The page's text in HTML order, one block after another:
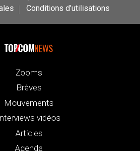
Conditions d’utilisations
NEWS
Zooms
Brèves
Mouvements
vidéos
Articles
Agenda